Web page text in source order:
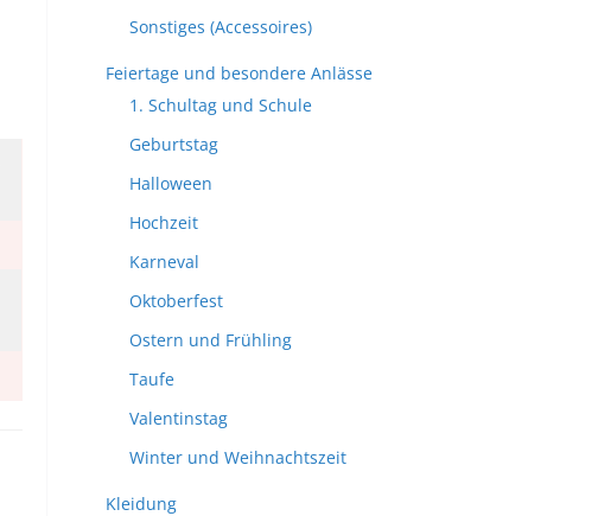
Sonstiges (Accessoires)
Feiertage und besondere Anlässe
1. Schultag und Schule
Geburtstag
Halloween
Hochzeit
Karneval
Oktoberfest
Ostern und Frühling
Taufe
Valentinstag
Winter und Weihnachtszeit
Kleidung